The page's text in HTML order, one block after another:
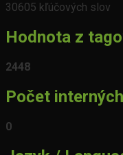
30605 kľúčových slov
Hodnota z
2448
Počet
0